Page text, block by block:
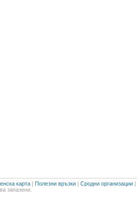
карта | Полезни връзки | Сродни организации |
запазени.